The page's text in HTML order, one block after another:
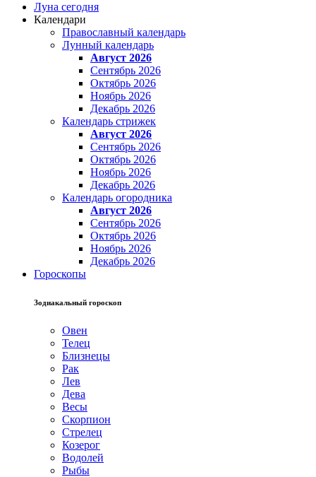
Луна сегодня
Календари
Православный календарь
Лунный календарь
Август 2026
Сентябрь 2026
Октябрь 2026
Ноябрь 2026
Декабрь 2026
Календарь стрижек
Август 2026
Сентябрь 2026
Октябрь 2026
Ноябрь 2026
Декабрь 2026
Календарь огородника
Август 2026
Сентябрь 2026
Октябрь 2026
Ноябрь 2026
Декабрь 2026
Гороскопы
Зодиакальный гороскоп
Овен
Телец
Близнецы
Рак
Лев
Дева
Весы
Скорпион
Стрелец
Козерог
Водолей
Рыбы